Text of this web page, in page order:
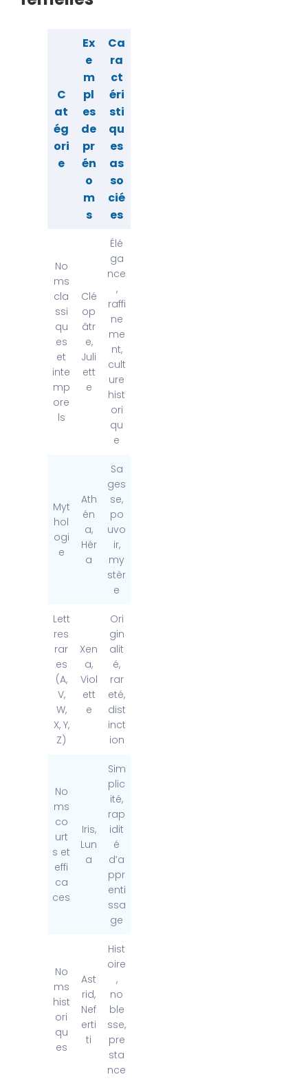
C
at
ég
ori
e
Ex
e
m
pl
es
de
pr
én
o
m
s
Ca
ra
ct
éri
sti
qu
es
as
so
cié
es
No
ms
cla
ssi
qu
es
et
inte
mp
ore
ls
Clé
op
âtr
e,
Juli
ett
e
Élé
ga
nce
,
raffi
ne
me
nt,
cult
ure
hist
ori
qu
e
Myt
hol
ogi
e
Ath
én
a,
Hér
a
Sa
ges
se,
po
uvo
ir,
my
stèr
e
Lett
res
rar
es
(A,
V,
W,
X, Y,
Z)
Xen
a,
Viol
ett
e
Ori
gin
alit
é,
rar
eté,
dist
inct
ion
No
ms
co
urt
s et
effi
ca
ces
Iris,
Lun
a
Sim
plic
ité,
rap
idit
é
d’a
ppr
enti
ssa
ge
No
ms
hist
ori
qu
es
Ast
rid,
Nef
erti
ti
Hist
oire
,
no
ble
sse,
pre
sta
nce